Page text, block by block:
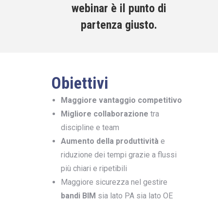
webinar è il punto di
partenza giusto.
Obiettivi
Maggiore vantaggio competitivo
Migliore collaborazione tra
discipline e team
Aumento della produttività e
riduzione dei tempi grazie a flussi
più chiari e ripetibili
Maggiore sicurezza nel gestire
bandi BIM sia lato PA sia lato OE